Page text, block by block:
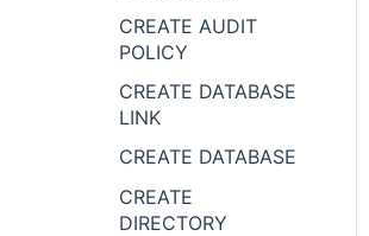
CREATE AUDIT
POLICY
CREATE DATABASE
LINK
CREATE DATABASE
CREATE
DIRECTORY